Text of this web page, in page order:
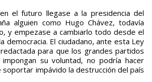
el futuro llegase a la presidencia del
alguien como Hugo Chávez, todavía
y empezase a cambiarlo todo desde el
democracia. El ciudadano, ante esta Ley
para que los grandes partidos
su voluntad, no podría hacer
soportar impávido la destrucción del país